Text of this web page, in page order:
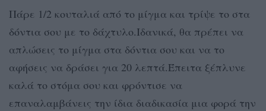
Πάρε 1/2 κουταλιά από το μίγμα και τρίψε το στα
δόντια σου με το δάχτυλο.Ιδανικά, θα πρέπει να
απλώσεις το μίγμα στα δόντια σου και να το
αφήσεις να δράσει για 20 λεπτά.Έπειτα ξέπλυνε
καλά το στόμα σου και φρόντισε να
επαναλαμβάνεις την ίδια διαδικασία μια φορά την